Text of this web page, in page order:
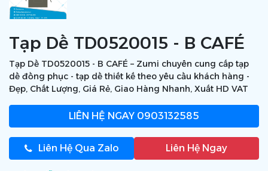
Tạp Dề TD0520015 - B CAFÉ
Tạp Dề TD0520015 - B CAFÉ – Zumi chuyên cung cấp tạp
dề đồng phục - tạp dề thiết kế theo yêu cầu khách hàng -
Đẹp, Chất Lượng, Giá Rẻ, Giao Hàng Nhanh, Xuất HD VAT
LIÊN HỆ NGAY 0903132585
Liên Hệ Qua Zalo Liên Hệ Ngay